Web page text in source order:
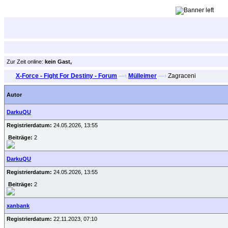
Zur Zeit online: kein Gast,
X-Force - Fight For Destiny - Forum —› Mülleimer —› Zagraceni
Autor
DarkuQU
Registrierdatum: 24.05.2026, 13:55
Beiträge: 2
DarkuQU
Registrierdatum: 24.05.2026, 13:55
Beiträge: 2
xanbank
Registrierdatum: 22.11.2023, 07:10